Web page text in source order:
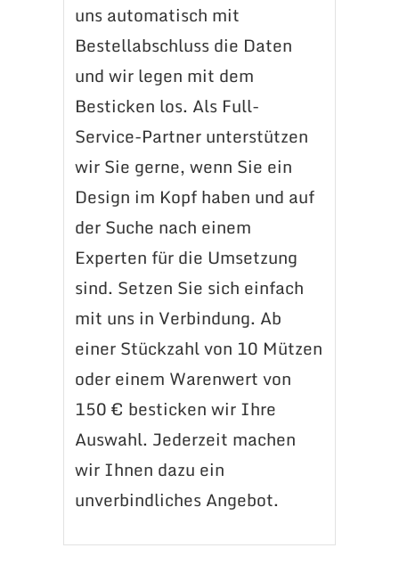
uns automatisch mit
Bestellabschluss die Daten
und wir legen mit dem
Besticken los. Als Full-
Service-Partner unterstützen
wir Sie gerne, wenn Sie ein
Design im Kopf haben und auf
der Suche nach einem
Experten für die Umsetzung
sind. Setzen Sie sich einfach
mit uns in Verbindung. Ab
einer Stückzahl von 10 Mützen
oder einem Warenwert von
150 € besticken wir Ihre
Auswahl. Jederzeit machen
wir Ihnen dazu ein
unverbindliches Angebot.